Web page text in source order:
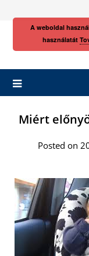
Miért
Posted on
A weboldal
használatát